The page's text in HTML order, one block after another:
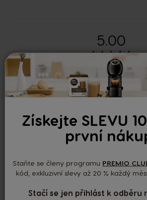
Získejte SLEVU
první
Staňte se členy programu PREMIO
kód, exkluzivní slevy až 20 % každý
Stačí se jen přihlást k odběru
5.00
Podle 1 recenzí
Nedávné recenze
Trinitty20
26/01/2025